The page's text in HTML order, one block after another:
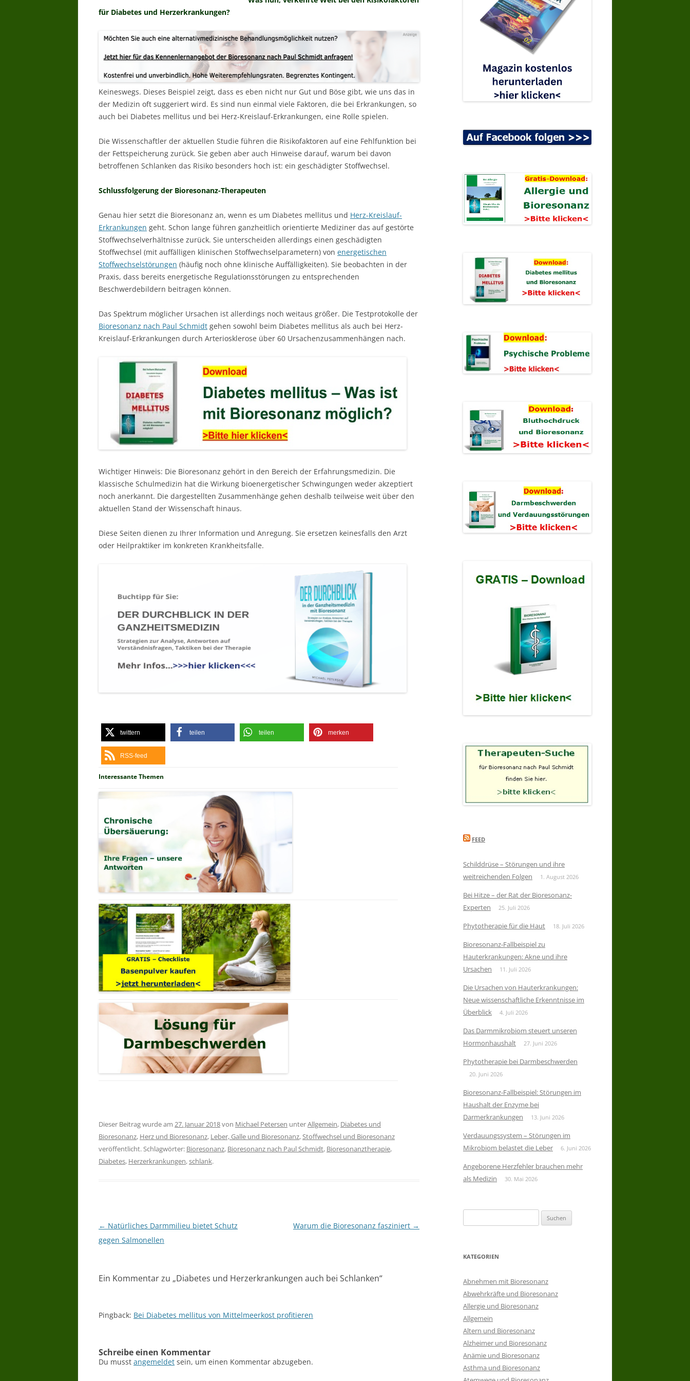
für Diabetes und Herzerkrankungen?
Keineswegs. Dieses Beispiel zeigt, dass es eben nicht nur Gut und Böse gibt, wie uns das in
der Medizin oft suggeriert wird. Es sind nun einmal viele Faktoren, die bei Erkrankungen, so
auch bei Diabetes mellitus und bei Herz-Kreislauf-Erkrankungen, eine Rolle spielen.
Die Wissenschaftler der aktuellen Studie führen die Risikofaktoren auf eine Fehlfunktion bei
der Fettspeicherung zurück. Sie geben aber auch Hinweise darauf, warum bei davon
betroffenen Schlanken das Risiko besonders hoch ist: ein geschädigter Stoffwechsel.
Schlussfolgerung der Bioresonanz-Therapeuten
Genau hier setzt die Bioresonanz an, wenn es um Diabetes mellitus und Herz-Kreislauf-
Erkrankungen geht. Schon lange führen ganzheitlich orientierte Mediziner das auf gestörte
Stoffwechselverhältnisse zurück. Sie unterscheiden allerdings einen geschädigten
Stoffwechsel (mit auffälligen klinischen Stoffwechselparametern) von energetischen
Stoffwechselstörungen (häufig noch ohne klinische Auffälligkeiten). Sie beobachten in der
Praxis, dass bereits energetische Regulationsstörungen zu entsprechenden
Beschwerdebildern beitragen können.
Das Spektrum möglicher Ursachen ist allerdings noch weitaus größer. Die Testprotokolle der
Bioresonanz nach Paul Schmidt gehen sowohl beim Diabetes mellitus als auch bei Herz-
Kreislauf-Erkrankungen durch Arteriosklerose über 60 Ursachenzusammenhängen nach.
Wichtiger Hinweis: Die Bioresonanz gehört in den Bereich der Erfahrungsmedizin. Die
klassische Schulmedizin hat die Wirkung bioenergetischer Schwingungen weder akzeptiert
noch anerkannt. Die dargestellten Zusammenhänge gehen deshalb teilweise weit über den
aktuellen Stand der Wissenschaft hinaus.
Diese Seiten dienen zu Ihrer Information und Anregung. Sie ersetzen keinesfalls den Arzt
oder Heilpraktiker im konkreten Krankheitsfalle.
twittern teilen teilen merken
RSS-feed
Interessante Themen
Dieser Beitrag wurde am 27. Januar 2018von Michael Petersen unterAllgemein, Diabetes und
Bioresonanz, Herz und Bioresonanz, Leber, Galle und Bioresonanz,Stoffwechsel und Bioresonanz
veröffentlicht. Schlagwörter: Bioresonanz, Bioresonanz nach Paul Schmidt, Bioresonanztherapie,
Diabetes, Herzerkrankungen,schlank.
Beitragsnavigation
← Natürliches Darmmilieu bietet Schutz
gegen Salmonellen
Warum die Bioresonanz fasziniert →
Ein Kommentar zu „Diabetes und Herzerkrankungen auch bei Schlanken“
Pingback: Bei Diabetes mellitus von Mittelmeerkost profitieren
Schreibe einen Kommentar
Du musst angemeldet sein, um einen Kommentar abzugeben.
FEED
Schilddrüse – Störungen und ihre
weitreichenden Folgen
1. August 2026
Bei Hitze – der Rat der Bioresonanz-
Experten
25. Juli 2026
Phytotherapie für die Haut 18. Juli 2026
Bioresonanz-Fallbeispiel zu
Hauterkrankungen: Akne und ihre
Ursachen
11. Juli 2026
Die Ursachen von Hauterkrankungen:
Neue wissenschaftliche Erkenntnisse im
Überblick
4. Juli 2026
Das Darmmikrobiom steuert unseren
Hormonhaushalt
27. Juni 2026
Phytotherapie bei Darmbeschwerden
20. Juni 2026
Bioresonanz-Fallbeispiel: Störungen im
Haushalt der Enzyme bei
Darmerkrankungen
13. Juni 2026
Verdauungssystem – Störungen im
Mikrobiom belastet die Leber
6. Juni 2026
Angeborene Herzfehler brauchen mehr
als Medizin
30. Mai 2026
nach:
KATEGORIEN
Abnehmen mit Bioresonanz
Abwehrkräfte und Bioresonanz
Allergie und Bioresonanz
Allgemein
Altern und Bioresonanz
Alzheimer und Bioresonanz
Anämie und Bioresonanz
Asthma und Bioresonanz